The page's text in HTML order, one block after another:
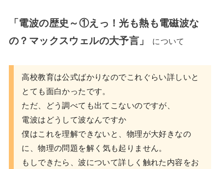
「電波の歴史～①えっ！光も熱も電磁波な
の？マックスウェルの大予言 」 について
高校教育は公式ばかりなのでこれぐらい詳しいと
とても面白かったです。
ただ、どう調べても出てこないのですが、
電波はどうして波なんですか
僕はこれを理解できないと、物理が大好きなの
に、物理の問題を解く気も起りません。
もしできたら、波について詳しく触れた内容をお